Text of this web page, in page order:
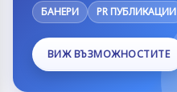
БАНЕРИ PR ПУБЛИКАЦИИ
ВИЖ ВЪЗМОЖНОСТИТЕ